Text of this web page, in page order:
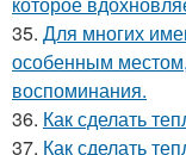
35. Для многих
особенным
воспоминания.
36. Как сделать
37. Как сделать